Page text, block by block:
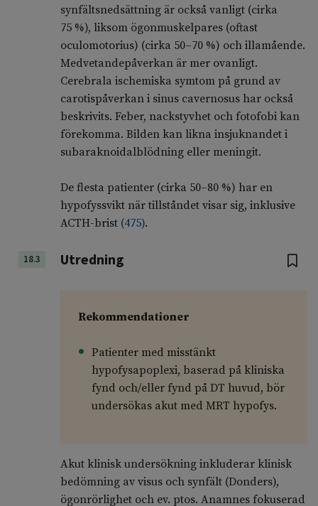
synfältsnedsättning är också vanligt (cirka
75 %), liksom ögonmuskelpares (oftast
oculomotorius) (cirka 50–70 %) och illamående.
Medvetandepåverkan är mer ovanligt.
Cerebrala ischemiska symtom på grund av
carotispåverkan i sinus cavernosus har också
beskrivits. Feber, nackstyvhet och fotofobi kan
förekomma. Bilden kan likna insjuknandet i
subaraknoidalblödning eller meningit.
De flesta patienter (cirka 50–80 %) har en
hypofyssvikt när tillståndet visar sig, inklusive
ACTH-brist (475).
18.3 Utredning
Rekommendationer
Patienter med misstänkt
hypofysapoplexi, baserad på kliniska
fynd och/eller fynd på DT huvud, bör
undersökas akut med MRT hypofys.
Akut klinisk undersökning inkluderar klinisk
bedömning av visus och synfält (Donders),
ögonrörlighet och ev. ptos. Anamnes fokuserad